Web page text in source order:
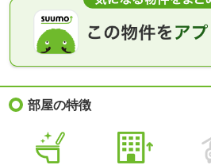
部屋の特徴